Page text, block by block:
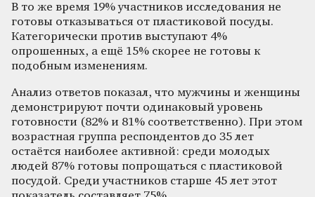
В то же время 19% участников исследования не
готовы отказываться от пластиковой посуды.
Категорически против выступают 4%
опрошенных, а ещё 15% скорее не готовы к
подобным изменениям.
Анализ ответов показал, что мужчины и женщины
демонстрируют почти одинаковый уровень
готовности (82% и 81% соответственно). При этом
возрастная группа респондентов до 35 лет
остаётся наиболее активной: среди молодых
людей 87% готовы попрощаться с пластиковой
посудой. Среди участников старше 45 лет этот